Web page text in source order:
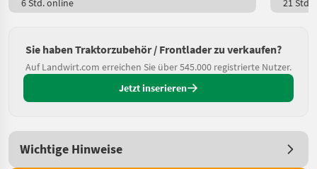
6 Std. online 21 Std.
Sie haben Traktorzubehör / Frontlader zu verkaufen?
Auf Landwirt.com erreichen Sie über 545.000 registrierte Nutzer.
Jetzt inserieren
Wichtige Hinweise